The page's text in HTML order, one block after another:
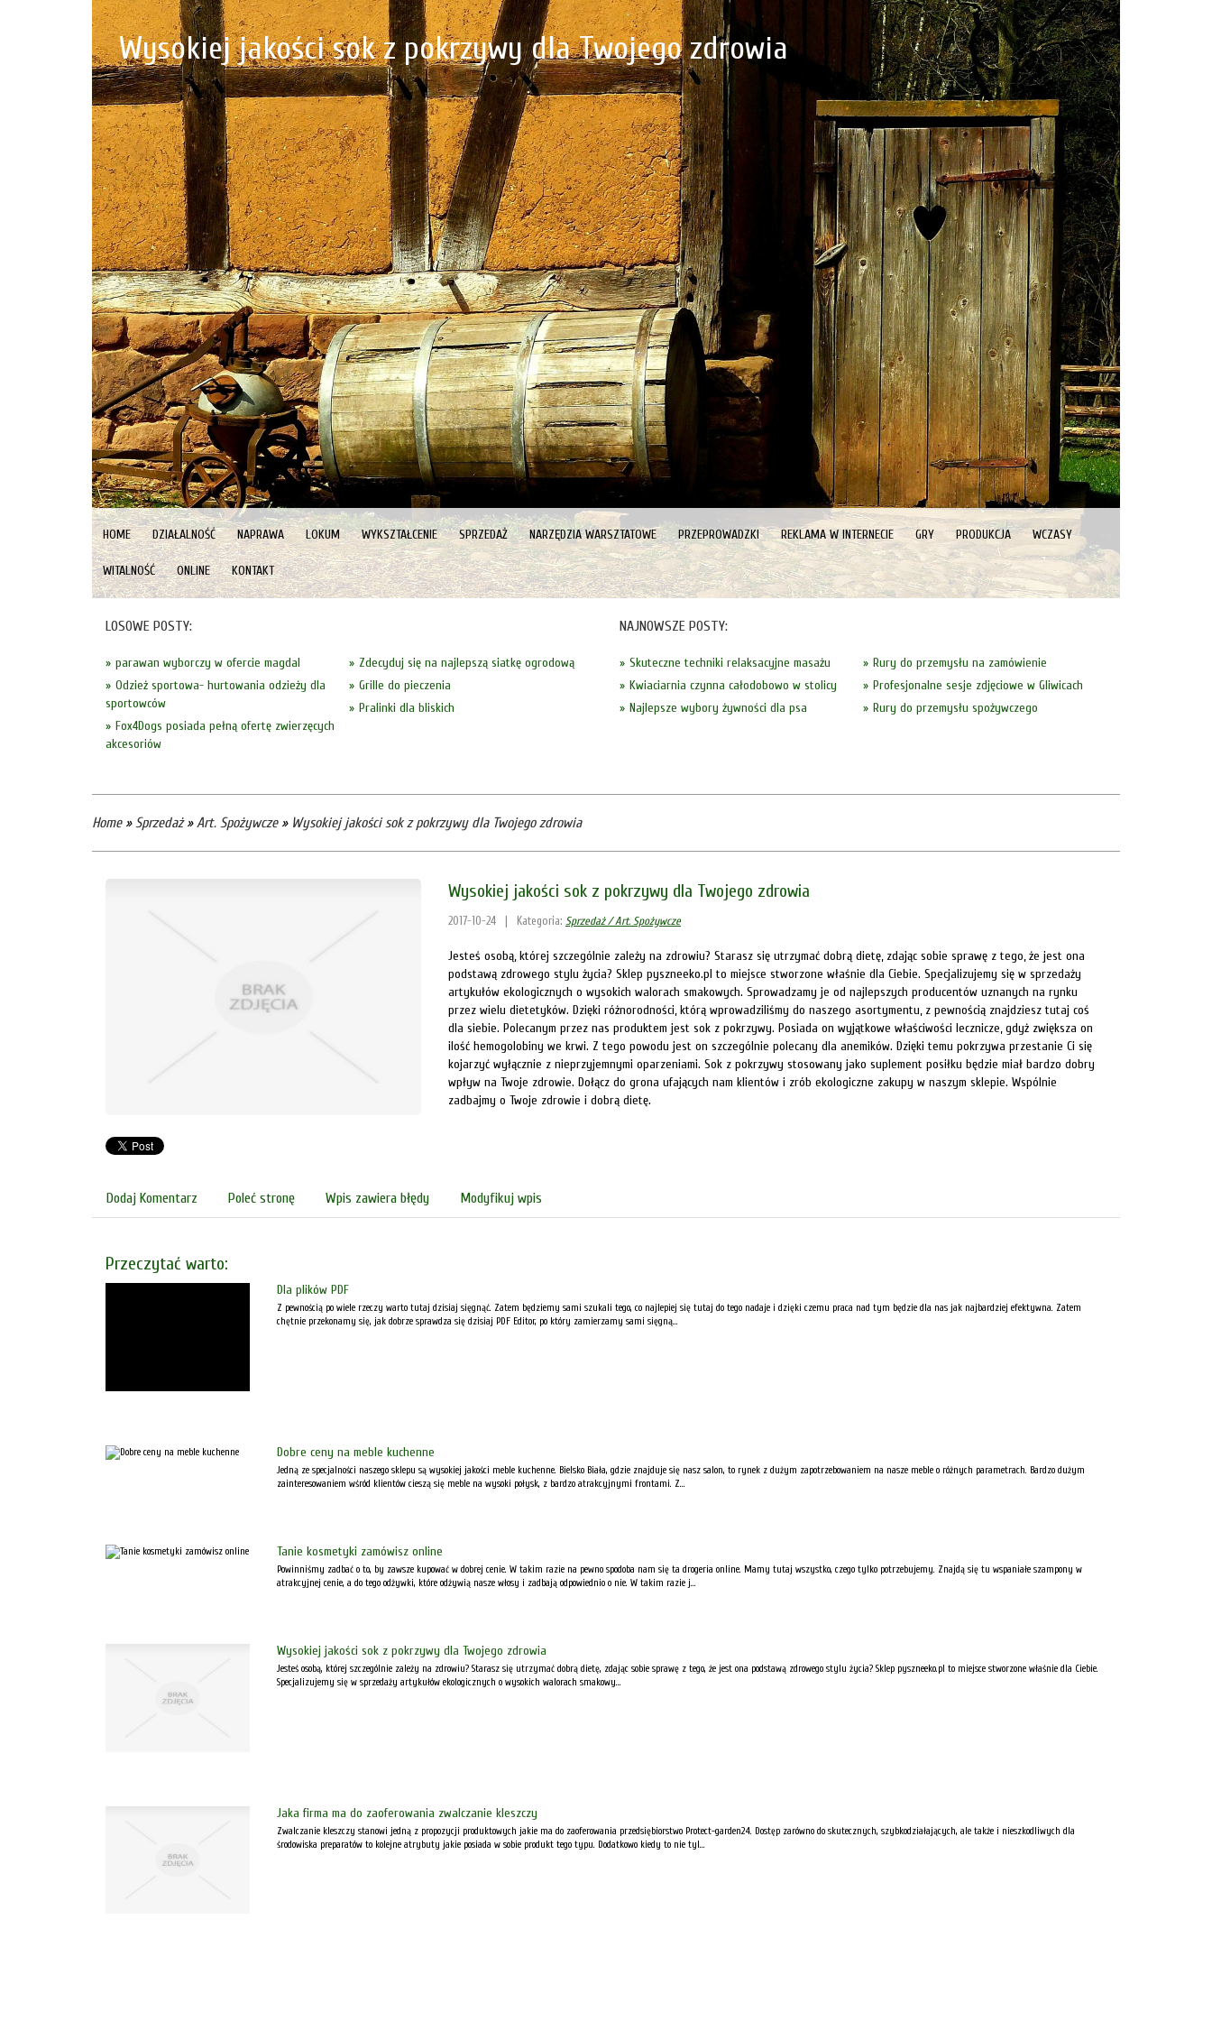
HOME DZIAŁALNOŚĆ NAPRAWA LOKUM WYKSZTAŁCENIE SPRZEDAŻ NARZĘDZIA WARSZTATOWE PRZEPROWADZKI REKLAMA W INTERNECIE GRY PRODUKCJA WCZASY
WITALNOŚĆ ONLINE KONTAKT
Wysokiej jakości sok z pokrzywy dla Twojego zdrowia
LOSOWE POSTY:
Zdecyduj się na najlepszą siatkę ogrodową
parawan wyborczy w ofercie magdal
Grille do pieczenia
Odzież sportowa- hurtowania odzieży dla
sportowców
Pralinki dla bliskich
Fox4Dogs posiada pełną ofertę zwierzęcych
akcesoriów
NAJNOWSZE POSTY:
Rury do przemysłu na zamówienie
Skuteczne techniki relaksacyjne masażu
Profesjonalne sesje zdjęciowe w Gliwicach
Kwiaciarnia czynna całodobowo w stolicy
Rury do przemysłu spożywczego
Najlepsze wybory żywności dla psa
Home»Sprzedaż»Art. Spożywcze» Wysokiej jakości sok z pokrzywy dla Twojego zdrowia
Wysokiej jakości sok z pokrzywy dla Twojego zdrowia
2017-10-24 Kategoria: Sprzedaż / Art. Spożywcze
Jesteś osobą, której szczególnie zależy na zdrowiu? Starasz się utrzymać dobrą dietę, zdając sobie sprawę z tego, że jest ona
podstawą zdrowego stylu życia? Sklep pyszneeko.pl to miejsce stworzone właśnie dla Ciebie. Specjalizujemy się w sprzedaży
artykułów ekologicznych o wysokich walorach smakowych. Sprowadzamy je od najlepszych producentów uznanych na rynku
przez wielu dietetyków. Dzięki różnorodności, którą wprowadziliśmy do naszego asortymentu, z pewnością znajdziesz tutaj coś
dla siebie. Polecanym przez nas produktem jest sok z pokrzywy. Posiada on wyjątkowe właściwości lecznicze, gdyż zwiększa on
ilość hemogolobiny we krwi. Z tego powodu jest on szczególnie polecany dla anemików. Dzięki temu pokrzywa przestanie Ci się
kojarzyć wyłącznie z nieprzyjemnymi oparzeniami. Sok z pokrzywy stosowany jako suplement posiłku będzie miał bardzo dobry
wpływ na Twoje zdrowie. Dołącz do grona ufających nam klientów i zrób ekologiczne zakupy w naszym sklepie. Wspólnie
zadbajmy o Twoje zdrowie i dobrą dietę.
Dodaj Komentarz Poleć stronę Wpis zawiera błędy Modyfikuj wpis
Przeczytać warto:
Dla plików PDF
Z pewnością po wiele rzeczy warto tutaj dzisiaj sięgnąć. Zatem będziemy sami szukali tego, co najlepiej się tutaj do tego nadaje i dzięki czemu praca nad tym będzie dla nas jak najbardziej efektywna. Zatem
chętnie przekonamy się, jak dobrze sprawdza się dzisiaj PDF Editor, po który zamierzamy sami sięgną...
Dobre ceny na meble kuchenne
Jedną ze specjalności naszego sklepu są wysokiej jakości meble kuchenne. Bielsko Biała, gdzie znajduje się nasz salon, to rynek z dużym zapotrzebowaniem na nasze meble o różnych parametrach. Bardzo dużym
zainteresowaniem wśród klientów cieszą się meble na wysoki połysk, z bardzo atrakcyjnymi frontami. Z...
Tanie kosmetyki zamówisz online
Powinniśmy zadbać o to, by zawsze kupować w dobrej cenie. W takim razie na pewno spodoba nam się ta drogeria online. Mamy tutaj wszystko, czego tylko potrzebujemy. Znajdą się tu wspaniałe szampony w
atrakcyjnej cenie, a do tego odżywki, które odżywią nasze włosy i zadbają odpowiednio o nie. W takim razie j...
Wysokiej jakości sok z pokrzywy dla Twojego zdrowia
Jesteś osobą, której szczególnie zależy na zdrowiu? Starasz się utrzymać dobrą dietę, zdając sobie sprawę z tego, że jest ona podstawą zdrowego stylu życia? Sklep pyszneeko.pl to miejsce stworzone właśnie dla Ciebie.
Specjalizujemy się w sprzedaży artykułów ekologicznych o wysokich walorach smakowy...
Jaka firma ma do zaoferowania zwalczanie kleszczy
Zwalczanie kleszczy stanowi jedną z propozycji produktowych jakie ma do zaoferowania przedsiębiorstwo Protect-garden24. Dostęp zarówno do skutecznych, szybkodziałających, ale także i nieszkodliwych dla
środowiska preparatów to kolejne atrybuty jakie posiada w sobie produkt tego typu. Dodatkowo kiedy to nie tyl...